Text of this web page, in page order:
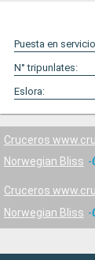
Puesta en
N° tripunlates:
Eslora:
Cruceros
Norwegian Bliss
Cruceros
Norwegian Bliss